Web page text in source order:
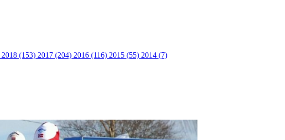
2018 (153) 2017 (204) 2016 (116) 2015 (55) 2014 (7)